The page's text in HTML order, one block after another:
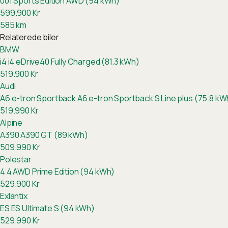
599.900Kr
585km
Relaterede biler
BMW
i4i4 eDrive40 Fully Charged (81.3 kWh)
519.900Kr
Audi
A6 e-tron SportbackA6 e-tron Sportback S Line plus (75.8
519.990Kr
Alpine
A390A390 GT (89 kWh)
509.990Kr
Polestar
4 4 AWD Prime Edition (94 kWh)
529.900Kr
Exlantix
ESES Ultimate S (94 kWh)
529.990Kr